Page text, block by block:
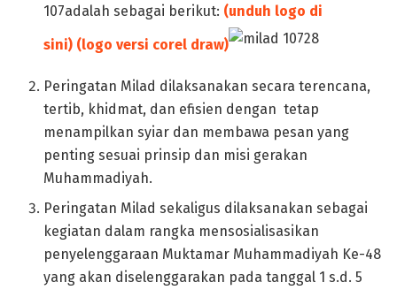
107adalah sebagai berikut: (unduh logo di
sini) (logo versi corel draw)
Peringatan Milad dilaksanakan secara terencana,
tertib, khidmat, dan efisien dengan tetap
menampilkan syiar dan membawa pesan yang
penting sesuai prinsip dan misi gerakan
Muhammadiyah.
Peringatan Milad sekaligus dilaksanakan sebagai
kegiatan dalam rangka mensosialisasikan
penyelenggaraan Muktamar Muhammadiyah Ke-48
yang akan diselenggarakan pada tanggal 1 s.d. 5